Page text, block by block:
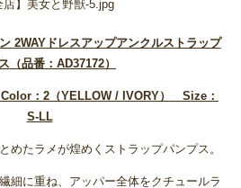
2WAYドレスアップアンクルストラップ
（品番：AD37172）
：2 （YELLOW / IVORY） Size ：
S-LL
めたラメが煌めくストラップパンプス。
細に重ね、アッパー全体をクチュールラ